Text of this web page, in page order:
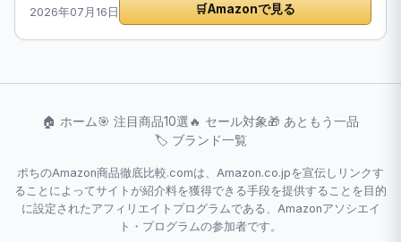
2026年07月16日 🛒Amazonで見る
🏠 ホーム🎯 注目商品10選🔥 セール対象🎁 あともう一品
🏷️ ブランド一覧
ポちのAmazon商品徹底比較.comは、Amazon.co.jpを宣伝しリンクす
ることによってサイトが紹介料を獲得できる手段を提供することを目的
に設定されたアフィリエイトプログラムである、Amazonアソシエイ
ト・プログラムの参加者です。